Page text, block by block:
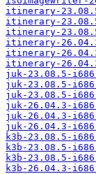
itinerary-
itinerary-
itinerary-
itinerary-
itinerary-
itinerary-
juk-23.08.5-
juk-23.08.5-
juk-23.08.5-
juk-26.04.3-
juk-26.04.3-
juk-26.04.3-
k3b-23.08.5-
k3b-23.08.5-
k3b-23.08.5-
k3b-26.04.3-